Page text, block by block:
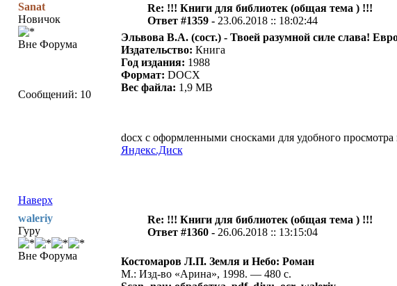
Sanat
Новичок
Вне Форума
Сообщений: 10
Re: !!! Книги для библиотек (общая тема ) !!!
Ответ #1359 - 23.06.2018 :: 18:02:44
Эльвова В.А. (сост.) - Твоей разумной силе слава!
Издательство: Книга
Год издания: 1988
Формат: DOCX
Вес файла: 1,9 MB
docx с оформленными сносками для удобного просмотра
Яндекс.Диск
Наверх
waleriy
Гуру
Вне Форума
Re: !!! Книги для библиотек (общая тема ) !!!
Ответ #1360 - 26.06.2018 :: 13:15:04
Костомаров Л.П. Земля и Небо: Роман
М.: Изд-во «Арина», 1998. — 480 с.